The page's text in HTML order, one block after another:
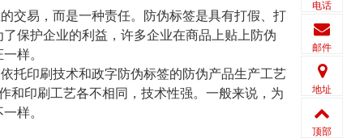
易，而是一种责任。防伪标签是具有打假、打
保护企业的利益，许多企业在商品上贴上防伪
样。
印刷技术和政字防伪标签的防伪产品生产工艺
和印刷工艺各不相同，技术性强。一般来说，为
样。
电话
邮件
地址
顶部